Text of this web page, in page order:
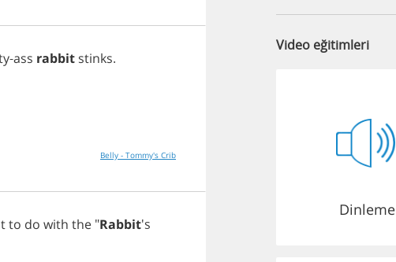
-ass rabbit stinks.
Belly - Tommy's Crib
to do with the "Rabbit's
Video eğitimleri
Dinleme